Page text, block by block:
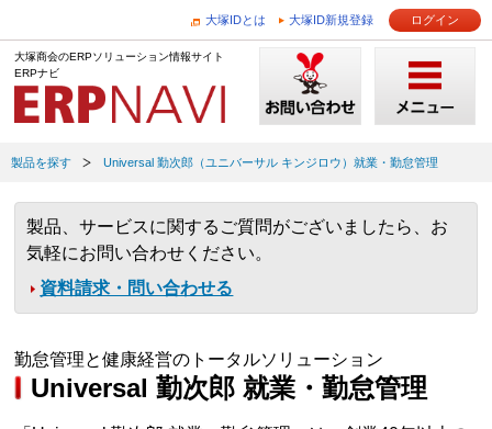
大塚IDとは 大塚ID新規登録 ログイン
大塚商会のERPソリューション情報サイト
ERPナビ
製品を探す Universal 勤次郎（ユニバーサル キンジロウ）就業・勤怠管理
製品、サービスに関するご質問がございましたら、お
気軽にお問い合わせください。
資料請求・問い合わせる
勤怠管理と健康経営のトータルソリューション
Universal 勤次郎 就業・勤怠管理